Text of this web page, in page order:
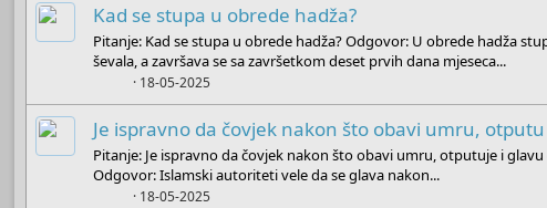
Kad se stupa u obrede hadža?
Pitanje: Kad se stupa u obrede hadža? Odgovor: U obrede hadža
ševala, a završava se sa završetkom deset prvih dana mjeseca...
18-05-2025
Je ispravno da čovjek nakon što obavi umru, otputu
Pitanje: Je ispravno da čovjek nakon što obavi umru, otputuje i
Odgovor: Islamski autoriteti vele da se glava nakon...
18-05-2025